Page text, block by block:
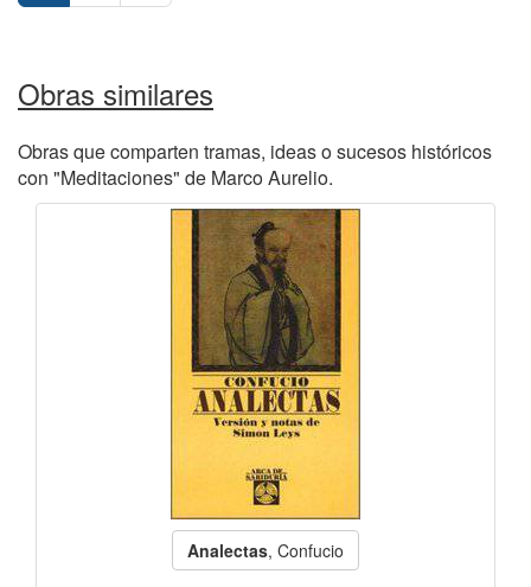
Obras similares
Obras que comparten tramas, ideas o sucesos históricos
con "Meditaciones" de Marco Aurelio.
Analectas, Confucio